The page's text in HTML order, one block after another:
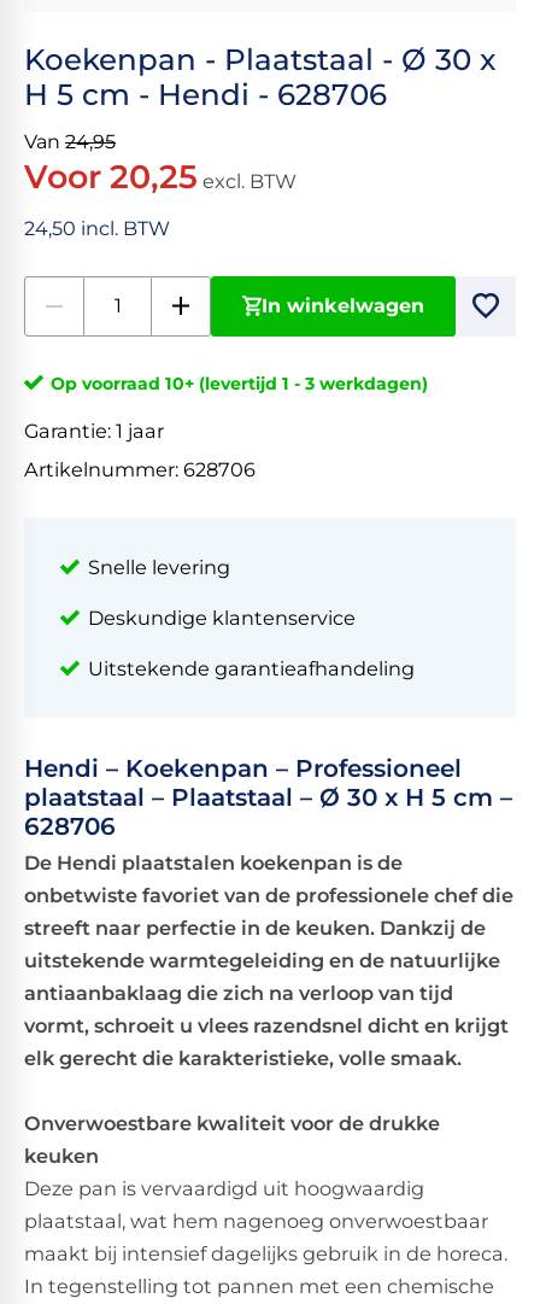
Koekenpan - Plaatstaal - Ø 30 x
H 5 cm - Hendi - 628706
Van 24,95
Voor 20,25 excl. BTW
24,50 incl. BTW
In winkelwagen
Op voorraad 10+ (levertijd 1 - 3 werkdagen)
Garantie: 1 jaar
Artikelnummer: 628706
Snelle levering
Deskundige klantenservice
Uitstekende garantieafhandeling
Hendi – Koekenpan – Professioneel
plaatstaal – Plaatstaal – Ø 30 x H 5 cm –
628706
De Hendi plaatstalen koekenpan is de
onbetwiste favoriet van de professionele chef die
streeft naar perfectie in de keuken. Dankzij de
uitstekende warmtegeleiding en de natuurlijke
antiaanbaklaag die zich na verloop van tijd
vormt, schroeit u vlees razendsnel dicht en krijgt
elk gerecht die karakteristieke, volle smaak.
Onverwoestbare kwaliteit voor de drukke
keuken
Deze pan is vervaardigd uit hoogwaardig
plaatstaal, wat hem nagenoeg onverwoestbaar
maakt bij intensief dagelijks gebruik in de horeca.
In tegenstelling tot pannen met een chemische